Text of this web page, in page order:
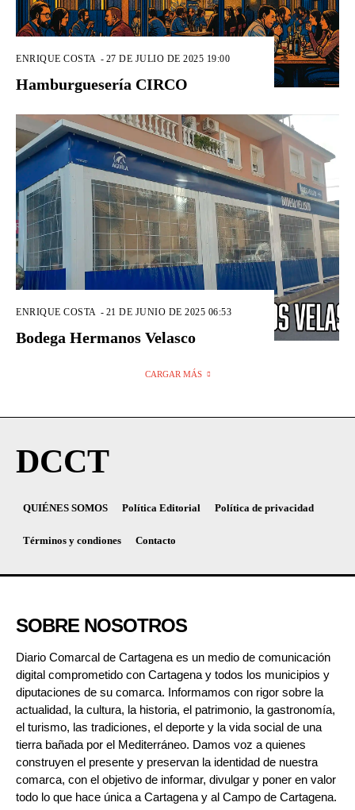
ENRIQUE COSTA - 27 DE JULIO DE 2025 19:00
Hamburguesería CIRCO
ENRIQUE COSTA - 21 DE JUNIO DE 2025 06:53
Bodega Hermanos Velasco
CARGAR MÁS
DCCT
QUIÉNES SOMOS Política Editorial Política de privacidad
Términos y condiones Contacto
SOBRE NOSOTROS
Diario Comarcal de Cartagena es un medio de comunicación
digital comprometido con Cartagena y todos los municipios y
diputaciones de su comarca. Informamos con rigor sobre la
actualidad, la cultura, la historia, el patrimonio, la gastronomía,
el turismo, las tradiciones, el deporte y la vida social de una
tierra bañada por el Mediterráneo. Damos voz a quienes
construyen el presente y preservan la identidad de nuestra
comarca, con el objetivo de informar, divulgar y poner en valor
todo lo que hace única a Cartagena y al Campo de Cartagena.